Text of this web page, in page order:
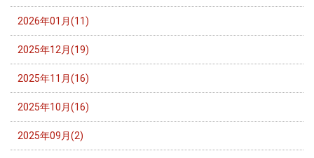
2026年01月(11)
2025年12月(19)
2025年11月(16)
2025年10月(16)
2025年09月(2)